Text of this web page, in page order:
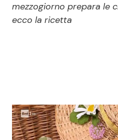
Politica
News Cinema
News Musica
mezzogiorno prepara le
ecco la ricetta